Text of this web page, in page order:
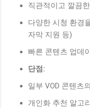
직관적이고 깔끔
다양한 시청 환경
자막 지원 등)
빠른 콘텐츠 업데
단점:
일부 VOD 콘텐츠
개인화 추천 알고